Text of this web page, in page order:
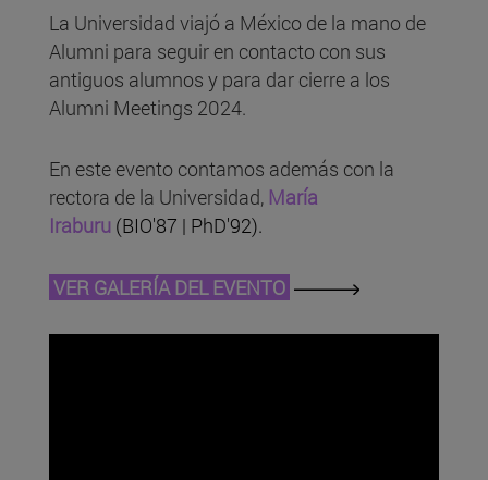
La Universidad viajó a México de la mano de
Alumni para seguir en contacto con sus
antiguos alumnos y para dar cierre a los
Alumni Meetings 2024.
En este evento contamos además con la
rectora de la Universidad, María
Iraburu (BIO'87 | PhD'92).
VER GALERÍA DEL EVENTO